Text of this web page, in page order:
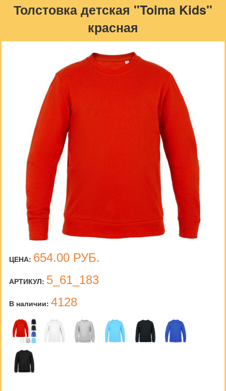
Толстовка детская "Toima Kids"
красная
ЦЕНА: 654.00 РУБ.
АРТИКУЛ: 5_61_183
В наличии: 4128